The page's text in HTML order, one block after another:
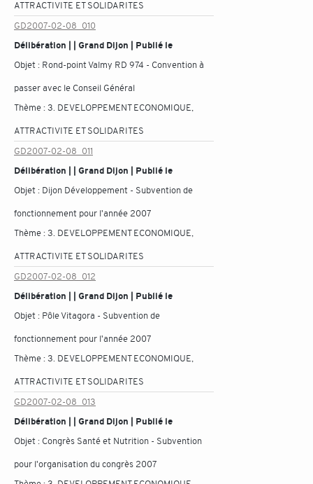
ATTRACTIVITE ET SOLIDARITES
GD2007-02-08_010
Délibération | | Grand Dijon | Publié le
Objet : Rond-point Valmy RD 974 - Convention à
passer avec le Conseil Général
Thème :3. DEVELOPPEMENT ECONOMIQUE,
ATTRACTIVITE ET SOLIDARITES
GD2007-02-08_011
Délibération | | Grand Dijon | Publié le
Objet : Dijon Développement - Subvention de
fonctionnement pour l'année 2007
Thème :3. DEVELOPPEMENT ECONOMIQUE,
ATTRACTIVITE ET SOLIDARITES
GD2007-02-08_012
Délibération | | Grand Dijon | Publié le
Objet : Pôle Vitagora - Subvention de
fonctionnement pour l'année 2007
Thème :3. DEVELOPPEMENT ECONOMIQUE,
ATTRACTIVITE ET SOLIDARITES
GD2007-02-08_013
Délibération | | Grand Dijon | Publié le
Objet : Congrès Santé et Nutrition - Subvention
pour l'organisation du congrès 2007